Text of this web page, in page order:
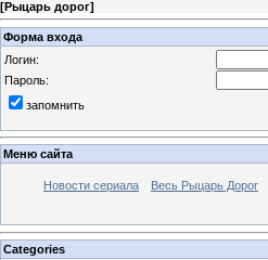
[Рыцарь дорог]
Форма входа
Логин:
Пароль:
запомнить
Меню сайта
Новости сериала Весь Рыцарь Дорог
Categories